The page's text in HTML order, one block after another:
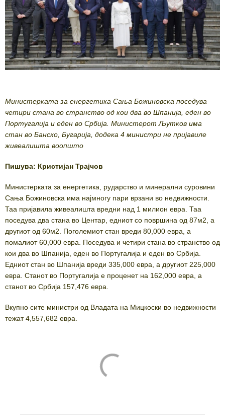
Министерката за енергетика Сања Божиновска поседува
четири стана во странство од кои два во Шпанија, еден во
Португалија и еден во Србија. Министерот Љутков има
стан во Банско, Бугарија, додека 4 министри не пријавиле
живеалишта воопшто
Пишува: Кристијан Трајчов
Министерката за енергетика, рударство и минерални суровини
Сања Божиновска има најмногу пари врзани во недвижности.
Таа пријавила живеалишта вредни над 1 милион евра. Таа
поседува два стана во Центар, едниот со површина од 87м2, а
другиот од 60м2. Поголемиот стан вреди 80,000 евра, а
помалиот 60,000 евра. Поседува и четири стана во странство од
кои два во Шпанија, еден во Португалија и еден во Србија.
Едниот стан во Шпанија вреди 335,000 евра, а другиот 225,000
евра. Станот во Португалија е проценет на 162,000 евра, а
станот во Србија 157,476 евра.
Вкупно сите министри од Владата на Мицкоски во недвижности
тежат 4,557,682 евра.